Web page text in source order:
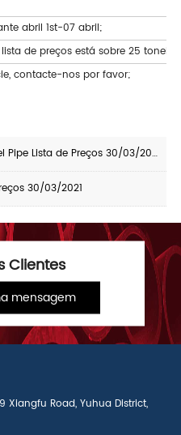
abril 1st-07 abril;
de preços está sobre 25
contacte-nos por favor;
Pipe Lista de Preços 30/03/2021
30/03/2021
Clientes
mensagem
Xiangfu Road, Yuhua District,